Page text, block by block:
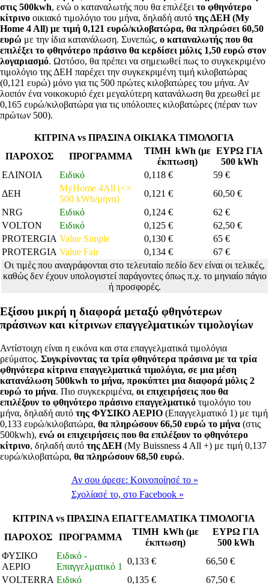
στις 500kwh, ενώ ο καταναλωτής που θα επιλέξει το φθηνότερο
κίτρινο οικιακό τιμολόγιο του μήνα, δηλαδή αυτό της ΔΕΗ (My
Home 4 All) με τιμή 0,121 ευρώ/κιλοβατώρα, θα πληρώσει 60,50
ευρώ με την ίδια κατανάλωση. Συνεπώς, ο καταναλωτής που θα
επιλέξει το φθηνότερο πράσινο θα κερδίσει μόλις 1,50 ευρώ στον
λογαριασμό. Ωστόσο, θα πρέπει να σημειωθεί πως το συγκεκριμένο
τιμολόγιο της ΔΕΗ παρέχει την συγκεκριμένη τιμή κιλοβατώρας
(0,121 ευρώ) μόνο για τις 500 πρώτες κιλοβατώρες του μήνα. Αν
λοιπόν ένα νοικοκυριό έχει μεγαλύτερη κατανάλωση θα χρεωθεί με
0,165 ευρώ/κιλοβατώρα για τις υπόλοιπες κιλοβατώρες (πέραν των
πρώτων 500).
ΚΙΤΡΙΝΑ vs ΠΡΑΣΙΝΑ ΟΙΚΙΑΚΑ ΤΙΜΟΛΟΓΙΑ
ΠΑΡΟΧΟΣ
ΠΡΟΓΡΑΜΜΑ
ΤΙΜΗ kWh (με
έκπτωση)
ΕΥΡΩ ΓΙΑ
500 kWh
ΕΛΙΝΟΙΛ
Ειδικό 0,118 €
59 €
ΔΕΗ
MyHome 4All (<=
500 kWh/μήνα)
0,121 €
60,50 €
NRG
Ειδικό 0,124 €
62 €
VOLTON
Ειδικό 0,125 €
62,50 €
PROTERGIA Value Simple 0,130 €
65 €
PROTERGIA Value Fair 0,134 €
67 €
Οι τιμές που αναγράφονται στο τελευταίο πεδίο δεν είναι οι τελικές,
καθώς δεν έχουν υπολογιστεί παράγοντες όπως π.χ. το μηνιαίο πάγιο
ή προσφορές.
Εξίσου μικρή η διαφορά μεταξύ φθηνότερων
πράσινων και κίτρινων επαγγελματικών τιμολογίων
Αντίστοιχη είναι η εικόνα και στα επαγγελματικά τιμολόγια
ρεύματος. Συγκρίνοντας τα τρία φθηνότερα πράσινα με τα τρία
φθηνότερα κίτρινα επαγγελματικά τιμολόγια, σε μια μέση
κατανάλωση 500kwh το μήνα, προκύπτει μια διαφορά μόλις 2
ευρώ το μήνα. Πιο συγκεκριμένα, οι επιχειρήσεις που θα
επιλέξουν το φθηνότερο πράσινο επαγγελματικό τιμολόγιο του
μήνα, δηλαδή αυτό της ΦΥΣΙΚΟ ΑΕΡΙΟ (Επαγγελματικό 1) με τιμή
0,133 ευρώ/κιλοβατώρα, θα πληρώσουν 66,50 ευρώ το μήνα (στις
500kwh), ενώ οι επιχειρήσεις που θα επιλέξουν το φθηνότερο
κίτρινο, δηλαδή αυτό της ΔΕΗ(My Buissness 4 All +) με τιμή 0,137
ευρώ/κιλοβατώρα, θα πληρώσουν 68,50 ευρώ.
Αν σου άρεσε: Κοινοποίησέ το »
Σχολίασέ το, στο Facebook »
ΚΙΤΡΙΝΑ vs ΠΡΑΣΙΝΑ ΕΠΑΓΓΕΛΜΑΤΙΚΑ ΤΙΜΟΛΟΓΙΑ
ΠΑΡΟΧΟΣ
ΠΡΟΓΡΑΜΜΑ
ΤΙΜΗ kWh (με
έκπτωση)
ΕΥΡΩ ΓΙΑ
500 kWh
ΦΥΣΙΚΟ
ΑΕΡΙΟ
Ειδικό -
Επαγγελματικό 1
0,133 €
66,50 €
VOLTERRA Ειδικό 0,135 €
67,50 €